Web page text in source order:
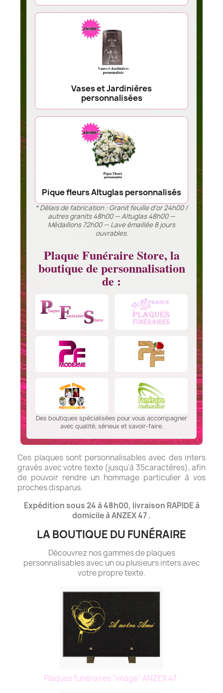
Vases et Jardinières
personnalisées
Pique fleurs Altuglas personnalisés
* Délais de fabrication : Granit feuille d’or 24h00 /
autres granits 48h00 — Altuglas 48h00 —
Médaillons 72h00 — Lave émaillée 8 jours
ouvrables.
Plaque Funéraire Store, la
boutique de personnalisation
de :
Des boutiques spécialisées pour vous accompagner
avec qualité, sérieux et savoir-faire.
Ces plaques sont personnalisables avec des inters
gravés avec votre texte (jusqu'à 35caractères), afin
de pouvoir rendre un hommage particulier à vos
proches disparus.
Expédition sous 24 à 48h00, livraison RAPIDE à
domicile à ANZEX 47 .
LA BOUTIQUE DU FUNÉRAIRE
Découvrez nos gammes de plaques
personnalisables avec un ou plusieurs inters avec
votre propre texte.
Plaques funéraires "image" ANZEX 47